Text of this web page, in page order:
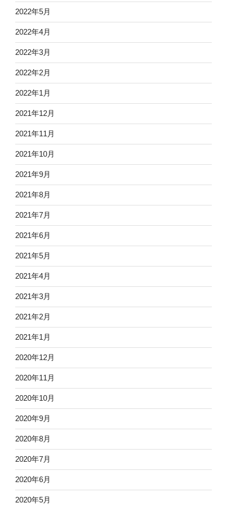
2022年5月
2022年4月
2022年3月
2022年2月
2022年1月
2021年12月
2021年11月
2021年10月
2021年9月
2021年8月
2021年7月
2021年6月
2021年5月
2021年4月
2021年3月
2021年2月
2021年1月
2020年12月
2020年11月
2020年10月
2020年9月
2020年8月
2020年7月
2020年6月
2020年5月